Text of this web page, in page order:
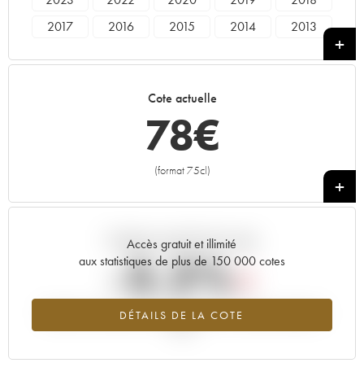
2017
2016 2015 2014
2013
Cote actuelle
78€
(format 75cl)
+
Accès gratuit et illimité
aux statistiques de plus de 150 000 cotes
DÉTAILS DE LA COTE
Tendance actuelle de la cote
-3.2%
Tendance à la baisse du millésime 2004 en 2026 par rapport à